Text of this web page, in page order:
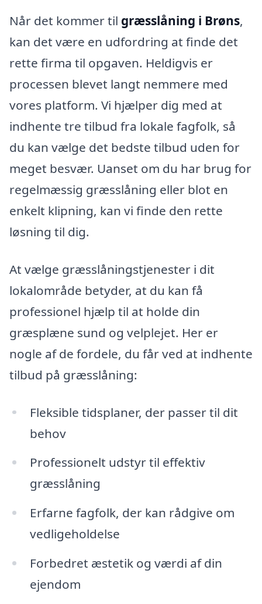
Når det kommer til græsslåning i Brøns,
kan det være en udfordring at finde det
rette firma til opgaven. Heldigvis er
processen blevet langt nemmere med
vores platform. Vi hjælper dig med at
indhente tre tilbud fra lokale fagfolk, så
du kan vælge det bedste tilbud uden for
meget besvær. Uanset om du har brug for
regelmæssig græsslåning eller blot en
enkelt klipning, kan vi finde den rette
løsning til dig.
At vælge græsslåningstjenester i dit
lokalområde betyder, at du kan få
professionel hjælp til at holde din
græsplæne sund og velplejet. Her er
nogle af de fordele, du får ved at indhente
tilbud på græsslåning:
Fleksible tidsplaner, der passer til dit
behov
Professionelt udstyr til effektiv
græsslåning
Erfarne fagfolk, der kan rådgive om
vedligeholdelse
Forbedret æstetik og værdi af din
ejendom